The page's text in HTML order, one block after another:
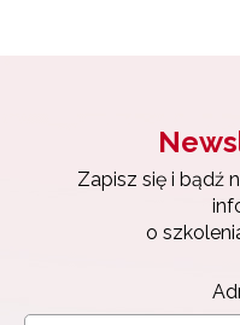
Zapisz się i bądź
o